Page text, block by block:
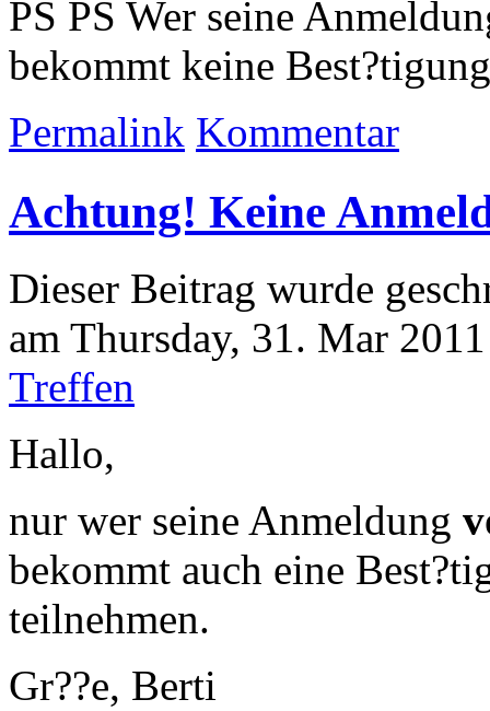
PS PS Wer seine
bekommt keine
Permalink Kommentar
Achtung! Keine
Dieser Beitrag wurde
am Thursday, 31. Mar
Treffen
Hallo,
nur wer seine Anmeldung
bekommt auch eine
teilnehmen.
Gr??e, Berti